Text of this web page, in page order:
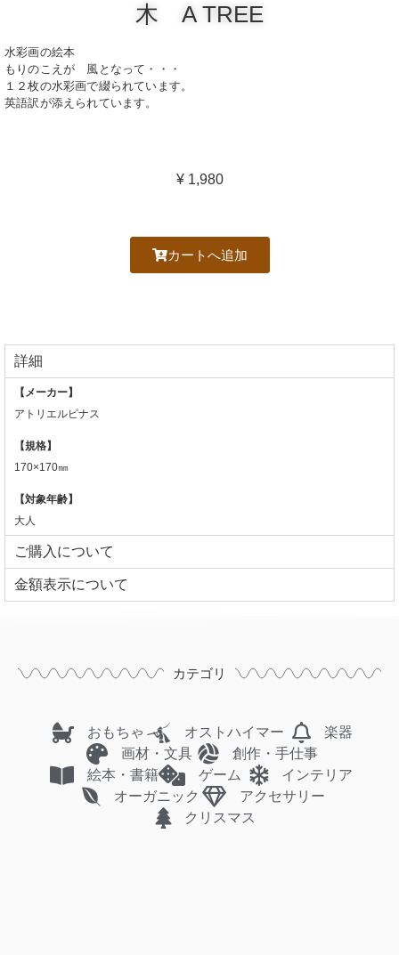
木 A TREE
水彩画の絵本
もりのこえが 風となって・・・
１２枚の水彩画で綴られています。
英語訳が添えられています。
¥ 1,980
カートへ追加
詳細
【メーカー】
アトリエルピナス
【規格】
170×170㎜
【対象年齢】
大人
ご購入について
⾦額表⽰について
カテゴリ
おもちゃ オストハイマー
楽器
画材・文具
創作・手仕事
絵本・書籍
ゲーム
インテリア
オーガニック
アクセサリー
クリスマス